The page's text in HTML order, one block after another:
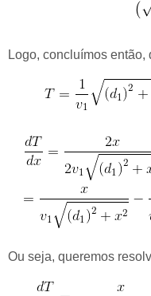
Logo, concluímos então,
Ou seja, queremos